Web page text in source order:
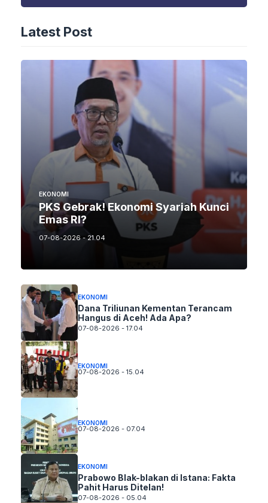
Latest Post
EKONOMI
PKS Gebrak! Ekonomi Syariah Kunci
Emas RI?
07-08-2026 - 21.04
EKONOMI
Dana Triliunan Kementan Terancam
Hangus di Aceh! Ada Apa?
07-08-2026 - 17.04
EKONOMI
07-08-2026 - 15.04
EKONOMI
07-08-2026 - 07.04
EKONOMI
Prabowo Blak-blakan di Istana: Fakta
Pahit Harus Ditelan!
07-08-2026 - 05.04